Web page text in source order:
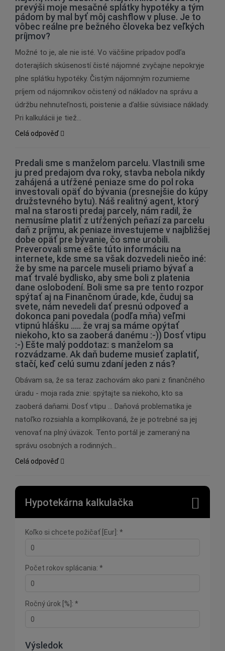
prevýši moje mesačné splátky hypotéky a tým
pádom by mal byť môj cashflow v pluse. Je to
vôbec reálne pre bežného človeka bez veľkých
príjmov?
Možné to je, ale nie isté. Vo väčšine prípadov podľa
doterajších skúseností čisté nájomné zvyčajne nepokryje
plne splátku hypotéky. Čistým nájomným rozumieme
príjem od nájomníkov očistený od nákladov na správu a
údržbu nehnuteľnosti, poistenie a ďalšie súvisiace náklady.
Pri kalkulácii je tiež…
Celá odpověď
Predali sme s manželom parcelu. Vlastnili sme
ju pred predajom dva roky, stavba nebola nikdy
zahájená a utŕžené peniaze sme do pol roka
investovali opäť do bývania (presnejšie do kúpy
družstevného bytu). Náš realitný agent, ktorý
mal na starosti predaj parcely, nám radil, že
nemusíme platiť z utŕžených peňazí za parcelu
daň z príjmu, ak peniaze investujeme v najbližšej
dobe opäť pre bývanie, čo sme urobili.
Preverovali sme ešte túto informáciu na
internete, kde sme sa však dozvedeli niečo iné:
že by sme na parcele museli priamo bývať a
mať trvalé bydlisko, aby sme boli z platenia
dane oslobodení. Boli sme sa pre tento rozpor
spýtať aj na Finančnom úrade, kde, čuduj sa
svete, nám nevedeli dať presnú odpoveď a
dokonca pani povedala (podľa mňa) veľmi
vtipnú hlášku ..... že vraj sa máme opýtať
niekoho, kto sa zaoberá danému :-)) Dosť vtipu
:-) Ešte malý poddotaz: s manželom sa
rozvádzame. Ak daň budeme musieť zaplatiť,
stačí, keď celú sumu zdaní jeden z nás?
Obávam sa, že sa teraz zachovám ako pani z finančného
úradu - moja rada znie: spýtajte sa niekoho, kto sa
zaoberá daňami. Dosť vtipu ... Daňová problematika je
natoľko rozsiahla a komplikovaná, že je potrebné sa jej
venovať na plný úväzok. Tento portál je zameraný na
správu osobných a rodinných…
Celá odpověď
Hypotekárna kalkulačka
Koľko si chcete požičať [Eur]: *
Počet rokov splácania: *
Ročný úrok [%]: *
Výsledok